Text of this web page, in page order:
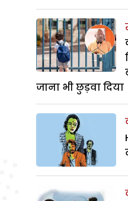
जाना भी छुड़वा दिया